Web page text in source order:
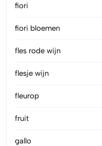
fiori
fiori bloemen
fles rode wijn
flesje wijn
fleurop
fruit
gallo